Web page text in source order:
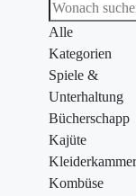
Alle
Kategorien
Spiele &
Unterhaltung
Bücherschapp
Kajüte
Kleiderkammer
Kombüse